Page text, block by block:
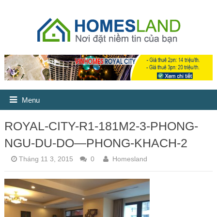
Menu
ROYAL-CITY-R1-181M2-3-PHONG-
NGU-DU-DO—PHONG-KHACH-2
Tháng 11 3, 2015 0 Homesland